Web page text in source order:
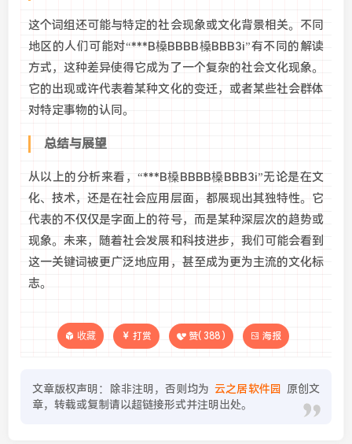
这个词组还可能与特定的社会现象或文化背景相关。不同
地区的人们可能对“***B槡BBBB槡BBB3i”有不同的解读
方式，这种差异使得它成为了一个复杂的社会文化现象。
它的出现或许代表着某种文化的变迁，或者某些社会群体
对特定事物的认同。
总结与展望
从以上的分析来看，“***B槡BBBB槡BBB3i”无论是在文
化、技术，还是在社会应用层面，都展现出其独特性。它
代表的不仅仅是字面上的符号，而是某种深层次的趋势或
现象。未来，随着社会发展和科技进步，我们可能会看到
这一关键词被更广泛地应用，甚至成为更为主流的文化标
志。
收藏 打赏 赞( 388 ) 海报
文章版权声明：除非注明，否则均为 云之居软件园
原创文
章，转载或复制请以超链接形式并注明出处。